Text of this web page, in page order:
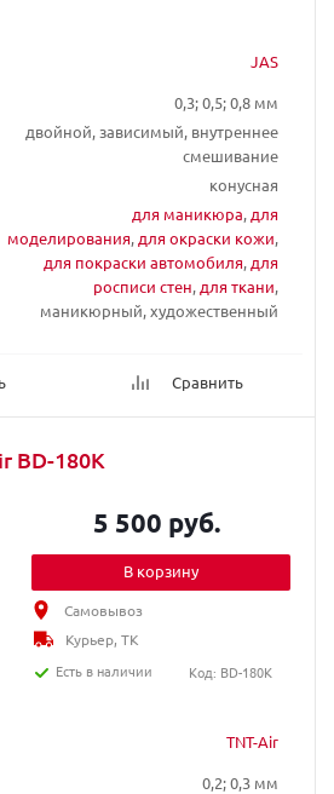
JAS
0,3; 0,5; 0,8 мм
двойной, зависимый, внутреннее
смешивание
конусная
для маникюра, для
моделирования, для окраски кожи,
для покраски автомобиля, для
росписи стен, для ткани,
маникюрный, художественный
Сравнить
BD-180K
TNT-Air
0,2; 0,3 мм
5 500 руб.
В корзину
Самовывоз
Курьер, ТК
Есть в наличии
Код: BD-180K